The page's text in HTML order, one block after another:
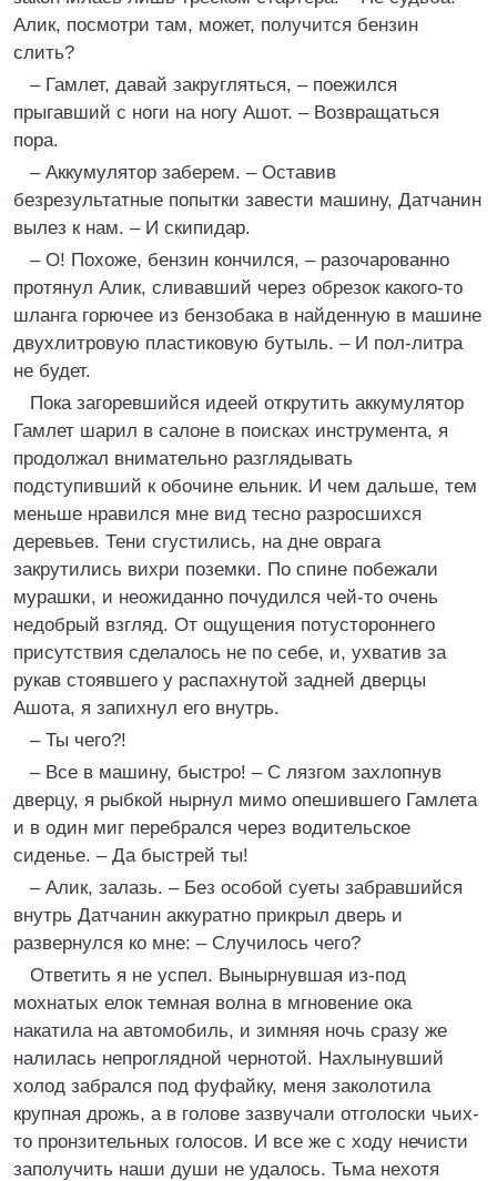
Алик, посмотри там, может, получится бензин
слить?
– Гамлет, давай закругляться, – поежился
прыгавший с ноги на ногу Ашот. – Возвращаться
пора.
– Аккумулятор заберем. – Оставив
безрезультатные попытки завести машину, Датчанин
вылез к нам. – И скипидар.
– О! Похоже, бензин кончился, – разочарованно
протянул Алик, сливавший через обрезок какого-то
шланга горючее из бензобака в найденную в машине
двухлитровую пластиковую бутыль. – И пол-литра
не будет.
Пока загоревшийся идеей открутить аккумулятор
Гамлет шарил в салоне в поисках инструмента, я
продолжал внимательно разглядывать
подступивший к обочине ельник. И чем дальше, тем
меньше нравился мне вид тесно разросшихся
деревьев. Тени сгустились, на дне оврага
закрутились вихри поземки. По спине побежали
мурашки, и неожиданно почудился чей-то очень
недобрый взгляд. От ощущения потустороннего
присутствия сделалось не по себе, и, ухватив за
рукав стоявшего у распахнутой задней дверцы
Ашота, я запихнул его внутрь.
– Ты чего?!
– Все в машину, быстро! – С лязгом захлопнув
дверцу, я рыбкой нырнул мимо опешившего Гамлета
и в один миг перебрался через водительское
сиденье. – Да быстрей ты!
– Алик, залазь. – Без особой суеты забравшийся
внутрь Датчанин аккуратно прикрыл дверь и
развернулся ко мне: – Случилось чего?
Ответить я не успел. Вынырнувшая из-под
мохнатых елок темная волна в мгновение ока
накатила на автомобиль, и зимняя ночь сразу же
налилась непроглядной чернотой. Нахлынувший
холод забрался под фуфайку, меня заколотила
крупная дрожь, а в голове зазвучали отголоски чьих-
то пронзительных голосов. И все же с ходу нечисти
заполучить наши души не удалось. Тьма нехотя